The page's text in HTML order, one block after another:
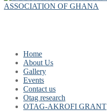
Home
About Us
Gallery
Events
Contact us
Otag research
OTAG-AKROFI GRANT